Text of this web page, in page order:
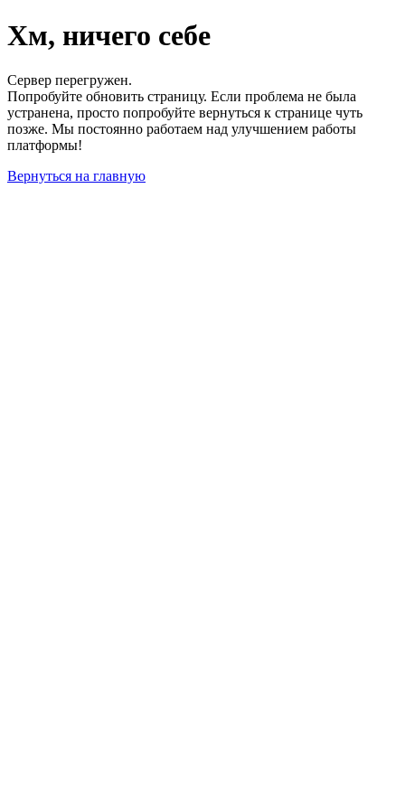
Хм, ничего себе
Сервер перегружен.
Попробуйте обновить страницу. Если проблема не была
устранена, просто попробуйте вернуться к странице чуть
позже. Мы постоянно работаем над улучшением работы
платформы!
Вернуться на главную